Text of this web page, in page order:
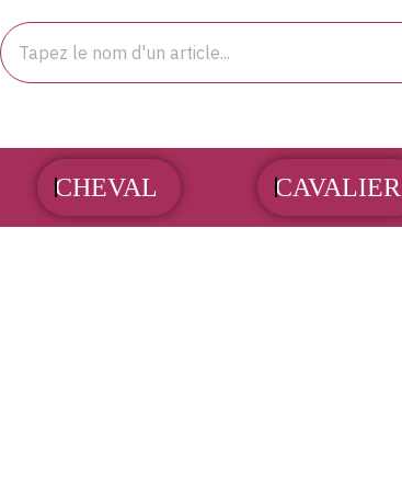
Rechercher
CHEVAL OUVRIR CHEVALCAVALIER